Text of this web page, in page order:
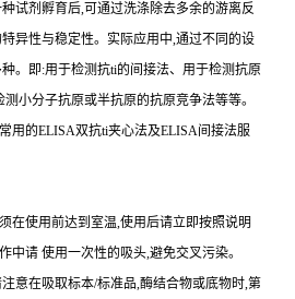
试剂孵育后,可通过洗涤除去多余的游离反
异性与稳定性。实际应用中,通过不同的设
。即:用于检测抗ti的间接法、用于检测抗原
小分子抗原或半抗原的抗原竞争法等等。
用的ELISA双抗ti夹心法及ELISA间接法服
在使用前达到室温,使用后请立即按照说明
中请 使用一次性的吸头,避免交叉污染。
意在吸取标本/标准品,酶结合物或底物时,第